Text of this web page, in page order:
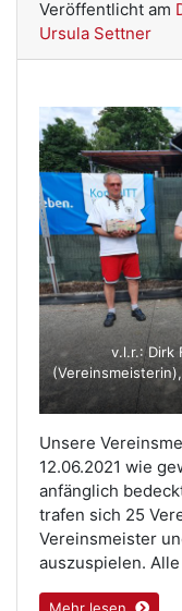
Veröffentlicht am
Ursula Settner
v.l.r.: Dirk
Unsere
12.06.2021 wie
anfänglich
trafen sich 25
Vereinsmeister
auszuspielen.
Mehr lesen